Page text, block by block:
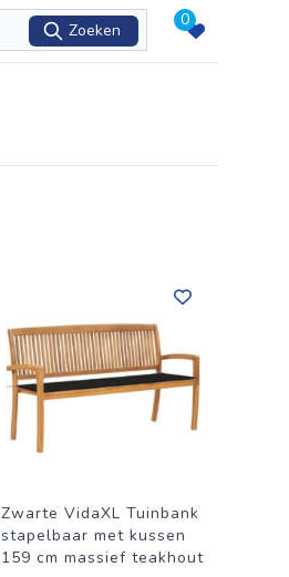
Zoeken
0
Zwarte VidaXL Tuinbank
stapelbaar met kussen
159 cm massief teakhout